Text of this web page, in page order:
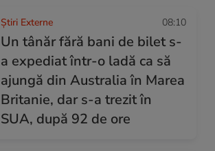
Știri Externe 08:10
Un tânăr fără bani de bilet s-
a expediat într-o ladă ca să
ajungă din Australia în Marea
Britanie, dar s-a trezit în
SUA, după 92 de ore